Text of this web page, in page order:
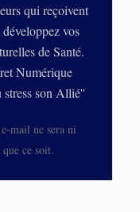
qui reçoivent
vos
de Santé.
Numérique
son Allié''
mail ne sera ni
ce soit.